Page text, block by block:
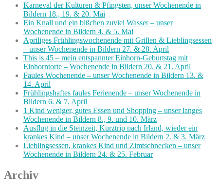
Karneval der Kulturen & Pfingsten, unser Wochenende in
Bildern 18., 19. & 20. Mai
Ein Knall und ein bißchen zuviel Wasser – unser
Wochenende in Bildern 4. & 5. Mai
Apriliges Frühlingswochenende mit Grillen & Lieblingsessen
– unser Wochenende in Bildern 27. & 28. April
This is 45 – mein entspannter Einhorn-Geburtstag mit
Einhorntorte – Wochenende in Bildern 20. & 21. April
Faules Wochenende – unser Wochenende in Bildern 13. &
14. April
Frühlingshaftes faules Ferienende – unser Wochenende in
Bildern 6. & 7. April
1 Kind weniger, gutes Essen und Shopping – unser langes
Wochenende in Bildern 8., 9. und 10. März
Ausflug in die Steinzeit, Kurztrip nach Irland, wieder ein
krankes Kind – unser Wochenende in Bildern 2. & 3. März
Lieblingsessen, krankes Kind und Zimtschnecken – unser
Wochenende in Bildern 24. & 25. Februar
Archiv